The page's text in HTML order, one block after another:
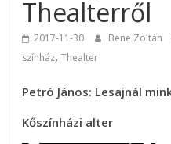
Thealterről
2017-11-30 Bene Zoltán
színház,Thealter
Petró János: Lesajnál
Kőszínházi alter